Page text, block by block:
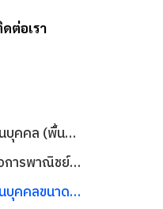
ต่อเรา
1. ทะเบียนรถยนต์ส่วนบุคคล (พื้นขาว-ตัวหนังสือดำ)
2. ทะเบียนรถยนต์เพื่อการพาณิชย์ (พื้นเหลือง-ตัวหนังสือดำ)
3. ทะเบียนรถยนต์ส่วนบุคคลขนาดใหญ่ (พื้นน้ำเงิน-ตัวหนังสือขาว)